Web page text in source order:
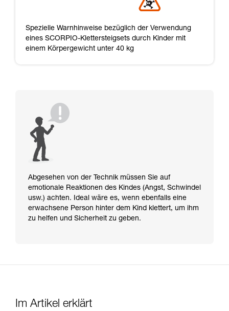
Spezielle Warnhinweise bezüglich der Verwendung
eines SCORPIO-Klettersteigsets durch Kinder mit
einem Körpergewicht unter 40 kg
Abgesehen von der Technik müssen Sie auf
emotionale Reaktionen des Kindes (Angst, Schwindel
usw.) achten. Ideal wäre es, wenn ebenfalls eine
erwachsene Person hinter dem Kind klettert, um ihm
zu helfen und Sicherheit zu geben.
Im Artikel erklärt